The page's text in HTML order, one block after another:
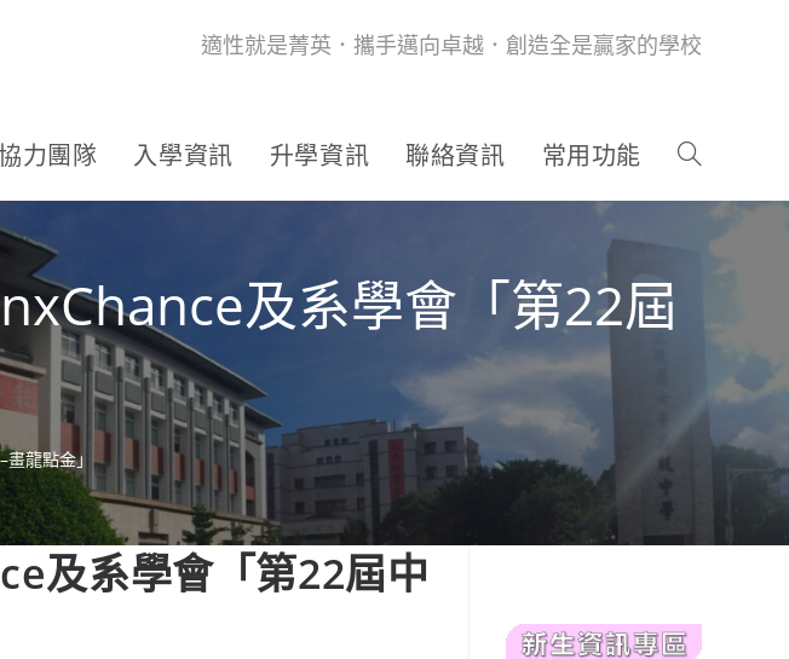
適性就是菁英．攜手邁向卓越．創造全是贏家的學校
力團隊 入學資訊 升學資訊 聯絡資訊 常用功能
及系學會「第22屆
龍點金」
及系學會「第22屆中